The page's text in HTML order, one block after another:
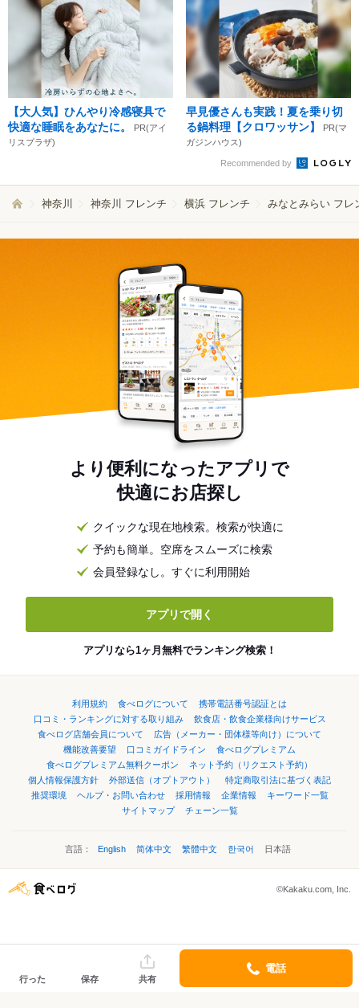
【大人気】ひんやり冷感寝具で
快適な睡眠をあなたに。
PR(アイ
リスプラザ)
早見優さんも実践！夏を乗り切
る鍋料理【クロワッサン】
PR(マ
ガジンハウス)
Recommended by
神奈川 神奈川 フレンチ 横浜 フレンチ みなとみらい フレ
より便利になったアプリで
快適にお店探し
クイックな現在地検索。検索が快適に
予約も簡単。空席をスムーズに検索
会員登録なし。すぐに利用開始
アプリで開く
アプリなら1ヶ月無料でランキング検索！
利用規約 食べログについて
携帯電話番号認証とは
口コミ・ランキングに対する取り組み
飲食店・飲食企業様向けサービス
食べログ店舗会員について
広告（メーカー・団体様等向け）について
機能改善要望
口コミガイドライン
食べログプレミアム
食べログプレミアム無料クーポン
ネット予約（リクエスト予約）
個人情報保護方針
外部送信（オプトアウト）
特定商取引法に基づく表記
推奨環境
ヘルプ・お問い合わせ 採用情報 企業情報
キーワード一覧
サイトマップ
チェーン一覧
言語： English 简体中文 繁體中文 한국어 日本語
©Kakaku.com, Inc.
行った 保存 共有
電話